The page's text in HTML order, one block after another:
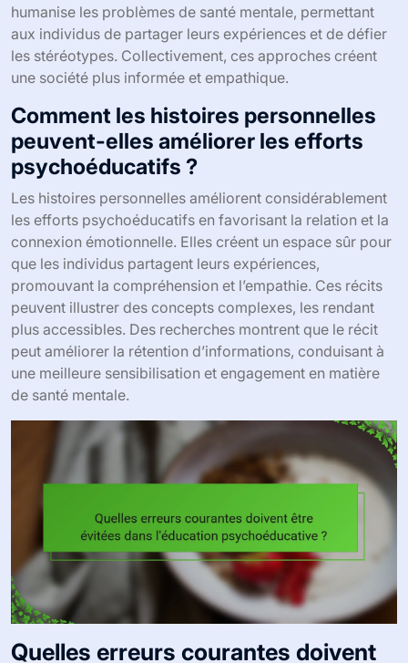
humanise les problèmes de santé mentale, permettant
aux individus de partager leurs expériences et de défier
les stéréotypes. Collectivement, ces approches créent
une société plus informée et empathique.
Comment les histoires personnelles
peuvent-elles améliorer les efforts
psychoéducatifs ?
Les histoires personnelles améliorent considérablement
les efforts psychoéducatifs en favorisant la relation et la
connexion émotionnelle. Elles créent un espace sûr pour
que les individus partagent leurs expériences,
promouvant la compréhension et l’empathie. Ces récits
peuvent illustrer des concepts complexes, les rendant
plus accessibles. Des recherches montrent que le récit
peut améliorer la rétention d’informations, conduisant à
une meilleure sensibilisation et engagement en matière
de santé mentale.
Quelles erreurs courantes doivent